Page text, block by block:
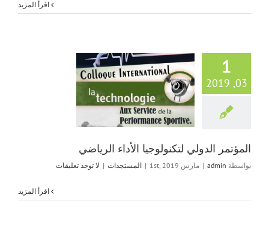
1
03, 2019
المؤتمر الدولي لتكنولوجيا الأداء الرياضي
بواسطة admin
| مارس 1st, 2019 | المستجدات | لا توجد تعليقات